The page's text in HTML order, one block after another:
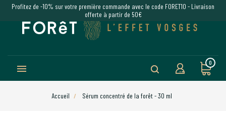

0
Accueil Sérum concentré de la forêt - 30 ml
Profitez de -10% sur votre première commande avec le code FORET10 - Livraison
offerte à partir de 50€